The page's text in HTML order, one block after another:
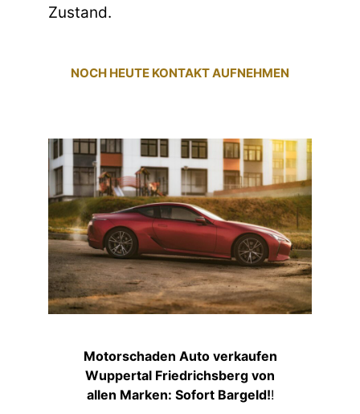
Zustand.
NOCH HEUTE KONTAKT AUFNEHMEN
Motorschaden Auto verkaufen
Wuppertal Friedrichsberg von
allen Marken: Sofort Bargeld!!